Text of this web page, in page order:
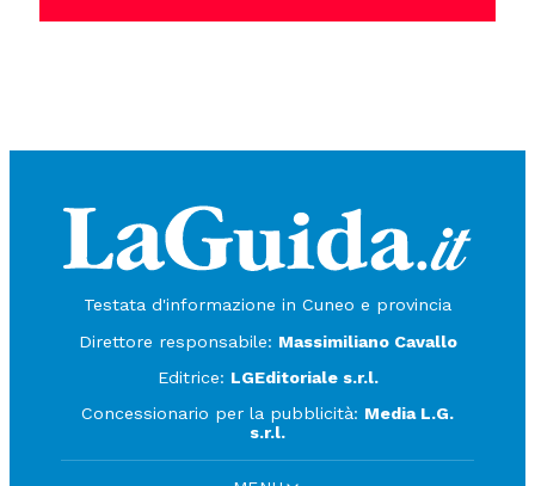
Testata d'informazione in Cuneo e provincia
Direttore responsabile: Massimiliano Cavallo
Editrice: LGEditoriale s.r.l.
Concessionario per la pubblicità: Media L.G.
s.r.l.